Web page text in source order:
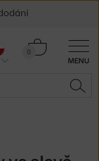
MENU
0
Košík